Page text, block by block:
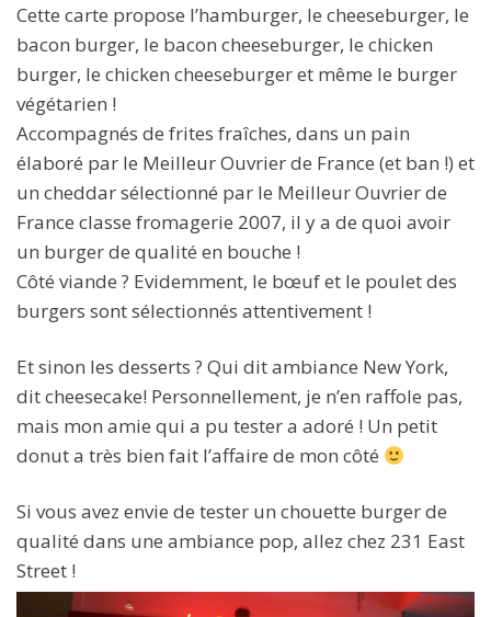
Cette carte propose l’hamburger, le cheeseburger, le
bacon burger, le bacon cheeseburger, le chicken
burger, le chicken cheeseburger et même le burger
végétarien !
Accompagnés de frites fraîches, dans un pain
élaboré par le Meilleur Ouvrier de France (et ban !) et
un cheddar sélectionné par le Meilleur Ouvrier de
France classe fromagerie 2007, il y a de quoi avoir
un burger de qualité en bouche !
Côté viande ? Evidemment, le bœuf et le poulet des
burgers sont sélectionnés attentivement !
Et sinon les desserts ? Qui dit ambiance New York,
dit cheesecake! Personnellement, je n’en raffole pas,
mais mon amie qui a pu tester a adoré ! Un petit
donut a très bien fait l’affaire de mon côté
Si vous avez envie de tester un chouette burger de
qualité dans une ambiance pop, allez chez 231 East
Street !